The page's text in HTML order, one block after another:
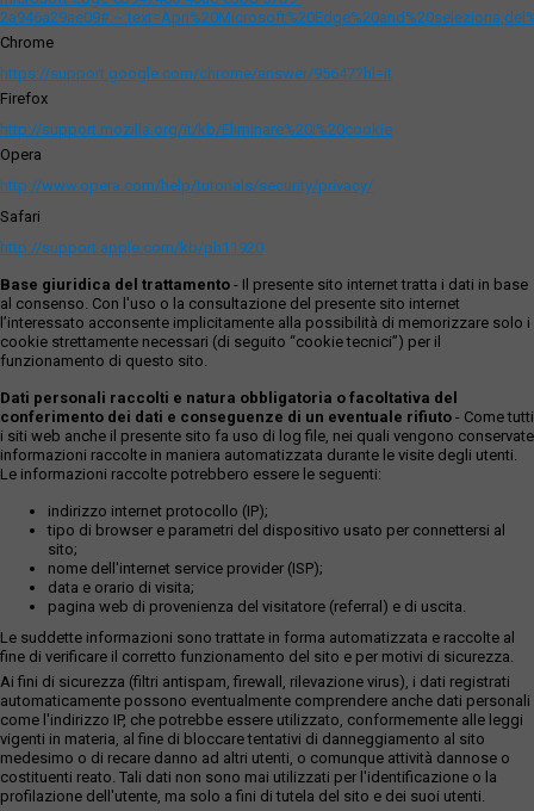
Chrome
https://support.google.com/chrome/answer/95647?hl=it
Firefox
http://support.mozilla.org/it/kb/Eliminare%20i%20cookie
Opera
http://www.opera.com/help/tutorials/security/privacy/
Safari
http://support.apple.com/kb/ph11920
Base giuridica del trattamento - Il presente sito internet tratta i dati in base
al consenso. Con l'uso o la consultazione del presente sito internet
l’interessato acconsente implicitamente alla possibilità di memorizzare solo i
cookie strettamente necessari (di seguito “cookie tecnici”) per il
funzionamento di questo sito.
Dati personali raccolti e natura obbligatoria o facoltativa del
conferimento dei dati e conseguenze di un eventuale rifiuto - Come tutti
i siti web anche il presente sito fa uso di log file, nei quali vengono conservate
informazioni raccolte in maniera automatizzata durante le visite degli utenti.
Le informazioni raccolte potrebbero essere le seguenti:
indirizzo internet protocollo (IP);
tipo di browser e parametri del dispositivo usato per connettersi al
sito;
nome dell'internet service provider (ISP);
data e orario di visita;
pagina web di provenienza del visitatore (referral) e di uscita.
Le suddette informazioni sono trattate in forma automatizzata e raccolte al
fine di verificare il corretto funzionamento del sito e per motivi di sicurezza.
Ai fini di sicurezza (filtri antispam, firewall, rilevazione virus), i dati registrati
automaticamente possono eventualmente comprendere anche dati personali
come l'indirizzo IP, che potrebbe essere utilizzato, conformemente alle leggi
vigenti in materia, al fine di bloccare tentativi di danneggiamento al sito
medesimo o di recare danno ad altri utenti, o comunque attività dannose o
costituenti reato. Tali dati non sono mai utilizzati per l'identificazione o la
profilazione dell'utente, ma solo a fini di tutela del sito e dei suoi utenti.